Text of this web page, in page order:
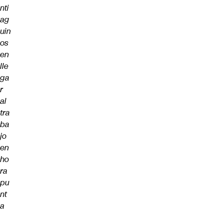
nti
ag
uin
os
en
lle
ga
r
al
tra
ba
jo
en
ho
ra
pu
nt
a